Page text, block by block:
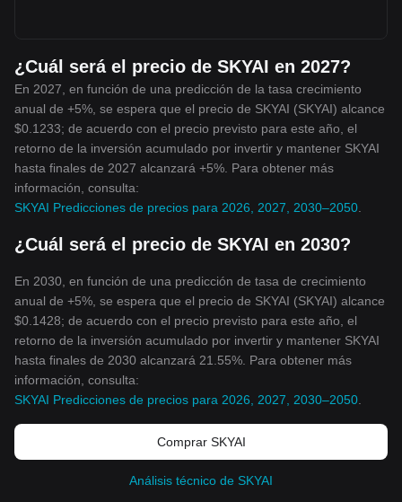
¿Cuál será el precio de SKYAI en 2027?
En 2027, en función de una predicción de la tasa crecimiento
anual de +5%, se espera que el precio de SKYAI (SKYAI) alcance
$0.1233; de acuerdo con el precio previsto para este año, el
retorno de la inversión acumulado por invertir y mantener SKYAI
hasta finales de 2027 alcanzará +5%. Para obtener más
información, consulta:
SKYAI Predicciones de precios para 2026, 2027, 2030–2050
¿Cuál será el precio de SKYAI en 2030?
En 2030, en función de una predicción de tasa de crecimiento
anual de +5%, se espera que el precio de SKYAI (SKYAI) alcance
$0.1428; de acuerdo con el precio previsto para este año, el
retorno de la inversión acumulado por invertir y mantener SKYAI
hasta finales de 2030 alcanzará 21.55%. Para obtener más
información, consulta:
SKYAI Predicciones de precios para 2026, 2027, 2030–2050
Comprar SKYAI
Análisis técnico de SKYAI